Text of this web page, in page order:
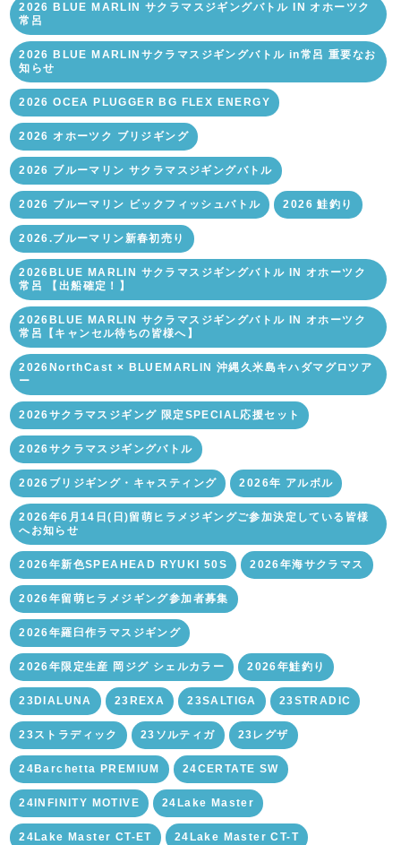
2026 BLUE MARLIN サクラマスジギングバトル IN オホーツク
常呂
2026 BLUE MARLINサクラマスジギングバトル in常呂 重要なお
知らせ
2026 OCEA PLUGGER BG FLEX ENERGY
2026 オホーツク ブリジギング
2026 ブルーマリン サクラマスジギングバトル
2026 ブルーマリン ビックフィッシュバトル 2026 鮭釣り
2026.ブルーマリン新春初売り
2026BLUE MARLIN サクラマスジギングバトル IN オホーツク
常呂 【出船確定！】
2026BLUE MARLIN サクラマスジギングバトル IN オホーツク
常呂【キャンセル待ちの皆様へ】
2026NorthCast × BLUEMARLIN 沖縄久米島キハダマグロツア
ー
2026サクラマスジギング 限定SPECIAL応援セット
2026サクラマスジギングバトル
2026ブリジギング・キャスティング 2026年 アルボル
2026年6月14日(日)留萌ヒラメジギングご参加決定している皆様
へお知らせ
2026年新色SPEAHEAD RYUKI 50S 2026年海サクラマス
2026年留萌ヒラメジギング参加者募集
2026年羅臼作ラマスジギング
2026年限定生産 岡ジグ シェルカラー 2026年鮭釣り
23DIALUNA 23REXA 23SALTIGA 23STRADIC
23ストラディック 23ソルティガ 23レグザ
24Barchetta PREMIUM 24CERTATE SW
24INFINITY MOTIVE 24Lake Master
24Lake Master CT-ET 24Lake Master CT-T